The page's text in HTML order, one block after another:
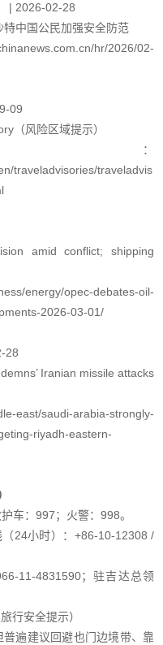
| 2026-02-28
中国公民加强安全防范
hr/2026/02-
09
（风险区域提示）
：
traveladvisories/traveladvis
amid conflict; shipping
energy/opec-debates-oil-
2026-03-01/
28
Iranian missile attacks
east/saudi-arabia-strongly-
riyadh-eastern-
车：997；火警：998。
24小时）：+86-10-12308 /
11-4831590；驻吉达总领
行安全提示）
遍建议回避也门边境带、靠